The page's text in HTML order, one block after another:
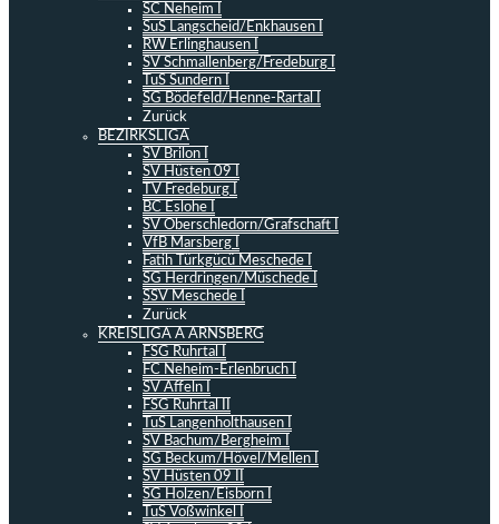
SC Neheim I
SuS Langscheid/Enkhausen I
RW Erlinghausen I
SV Schmallenberg/Fredeburg I
TuS Sundern I
SG Bödefeld/Henne-Rartal I
Zurück
BEZIRKSLIGA
SV Brilon I
SV Hüsten 09 I
TV Fredeburg I
BC Eslohe I
SV Oberschledorn/Grafschaft I
VfB Marsberg I
Fatih Türkgücü Meschede I
SG Herdringen/Müschede I
SSV Meschede I
Zurück
KREISLIGA A ARNSBERG
FSG Ruhrtal I
FC Neheim-Erlenbruch I
SV Affeln I
FSG Ruhrtal II
TuS Langenholthausen I
SV Bachum/Bergheim I
SG Beckum/Hövel/Mellen I
SV Hüsten 09 II
SG Holzen/Eisborn I
TuS Voßwinkel I